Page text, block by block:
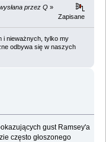
przez Q »
Zapisane
i nieważnych, tylko my
odbywa się w naszych
gust Ramsey'a
często głoszonego